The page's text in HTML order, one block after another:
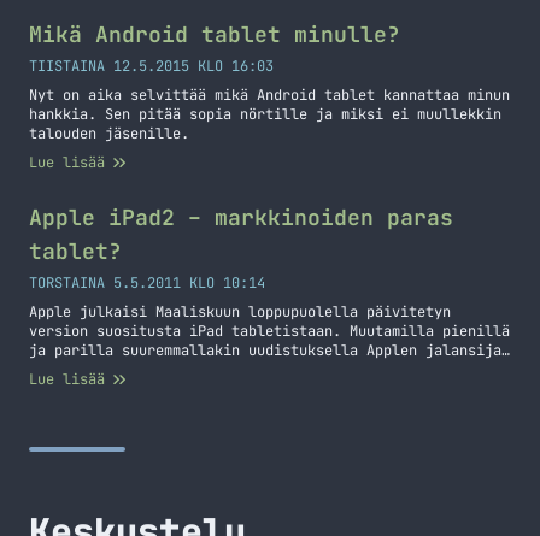
dokumentteja liittyen markkinointiin, hinnoitteluun,
sopimusehtoihin ja muihin yhtä jänniin aiheisiin. Olen…
Jatka lukemista Haaveilua
Mikä Android tablet minulle?
TIISTAINA 12.5.2015 KLO 16:03
Nyt on aika selvittää mikä Android tablet kannattaa minun
hankkia. Sen pitää sopia nörtille ja miksi ei muullekkin
talouden jäsenille.
Lue lisää
Apple iPad2 – markkinoiden paras
tablet?
TORSTAINA 5.5.2011 KLO 10:14
Apple julkaisi Maaliskuun loppupuolella päivitetyn
version suositusta iPad tabletistaan. Muutamilla pienillä
ja parilla suuremmallakin uudistuksella Applen jalansija
tablet markkinoilla alkaa olla todella vankka.
Ensimmäisen polven iPad ostajilla ei kuitenkaan ole syytä
fanille ostos on välttämätön. Toinen versio iPadistä
Lue lisää